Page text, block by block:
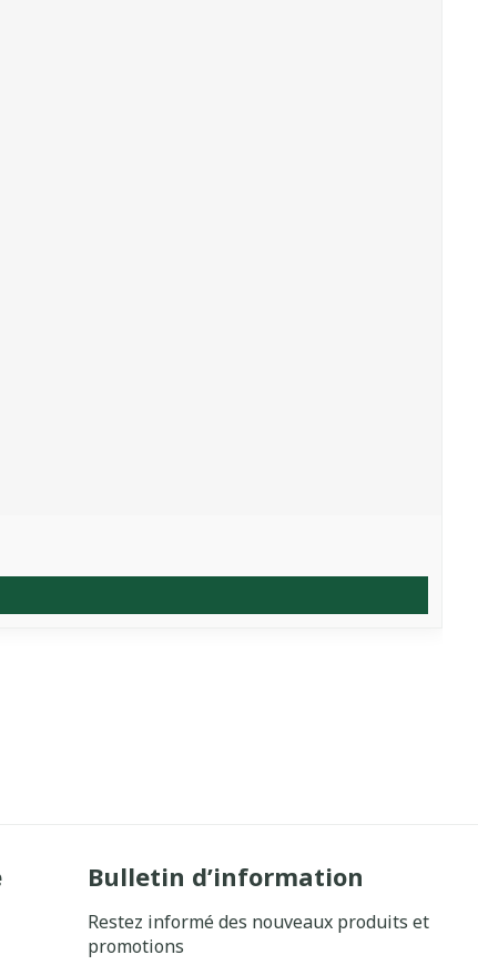
Bulletin d’information
Restez informé des nouveaux produits et
promotions